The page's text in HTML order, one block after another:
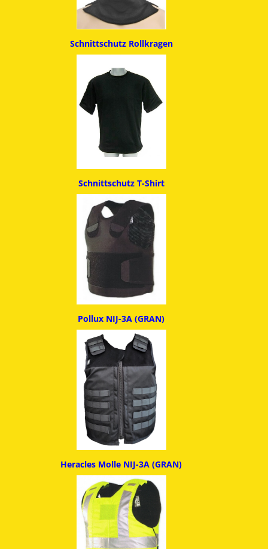
SchnittschutzRollkragen
Schnittschutz T-Shirt
Pollux NIJ-3A (GRAN)
Heracles Molle NIJ-3A (GRAN)